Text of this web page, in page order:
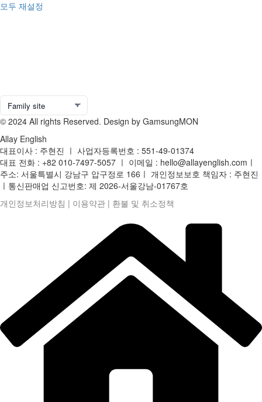
모두 재설정
© 2024 All rights Reserved. Design by GamsungMON
Allay English
대표이사 : 주현진 ㅣ 사업자등록번호 : 551-49-01374
대표 전화 : +82 010-7497-5057 ㅣ 이메일 : hello@allayenglish.comㅣ
주소: 서울특별시 강남구 압구정로 166ㅣ 개인정보보호 책임자 : 주현진
ㅣ통신판매업 신고번호: 제 2026-서울강남-01767호
개인정보처리방침 | 이용약관 | 환불 및 취소정책